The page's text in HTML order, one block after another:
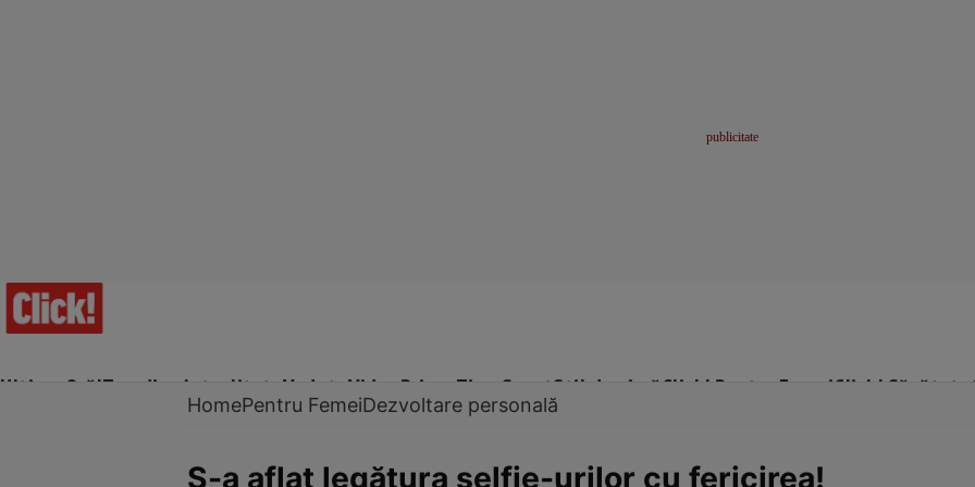
Ultima Oră!Trending Actualitate Vedete Video Prime Time SportStil de viațăClick! Pentru FemeiClick! Sănătate
HomePentru FemeiDezvoltare personală
S-a aflat legătura selfie-urilor cu fericirea!